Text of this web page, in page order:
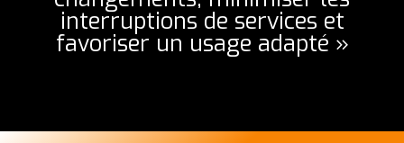
interruptions de services et
favoriser un usage adapté »